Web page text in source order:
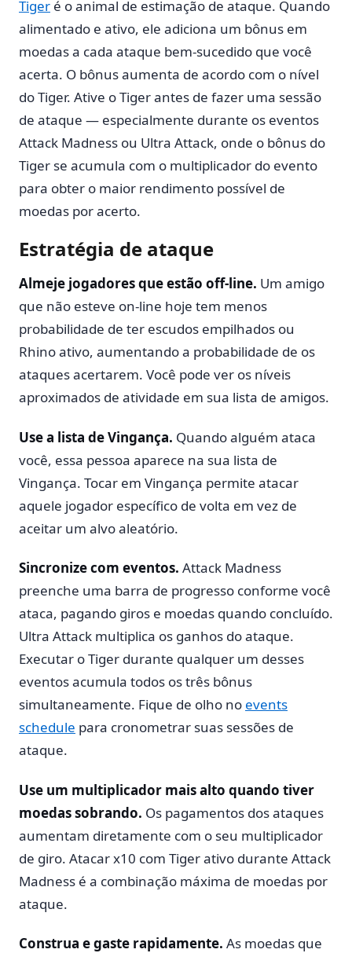
Tiger é o animal de estimação de ataque. Quando
alimentado e ativo, ele adiciona um bônus em
moedas a cada ataque bem-sucedido que você
acerta. O bônus aumenta de acordo com o nível
do Tiger. Ative o Tiger antes de fazer uma sessão
de ataque — especialmente durante os eventos
Attack Madness ou Ultra Attack, onde o bônus do
Tiger se acumula com o multiplicador do evento
para obter o maior rendimento possível de
moedas por acerto.
Estratégia de ataque
Almeje jogadores que estão off-line. Um amigo
que não esteve on-line hoje tem menos
probabilidade de ter escudos empilhados ou
Rhino ativo, aumentando a probabilidade de os
ataques acertarem. Você pode ver os níveis
aproximados de atividade em sua lista de amigos.
Use a lista de Vingança. Quando alguém ataca
você, essa pessoa aparece na sua lista de
Vingança. Tocar em Vingança permite atacar
aquele jogador específico de volta em vez de
aceitar um alvo aleatório.
Sincronize com eventos. Attack Madness
preenche uma barra de progresso conforme você
ataca, pagando giros e moedas quando concluído.
Ultra Attack multiplica os ganhos do ataque.
Executar o Tiger durante qualquer um desses
eventos acumula todos os três bônus
simultaneamente. Fique de olho no events
schedule para cronometrar suas sessões de
ataque.
Use um multiplicador mais alto quando tiver
moedas sobrando. Os pagamentos dos ataques
aumentam diretamente com o seu multiplicador
de giro. Atacar x10 com Tiger ativo durante Attack
Madness é a combinação máxima de moedas por
ataque.
Construa e gaste rapidamente. As moedas que